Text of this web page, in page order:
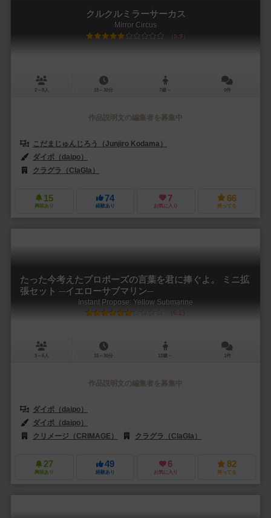
クルクルミラーサーカス
Mirror Circus
5.9
2～8人 15～30分 7歳～ 0件
作品説明文の編集者を募集中
こだまじゅんじろう（Junjiro Kodama）
ダイポ（daipo）
クラグラ（ClaGla）
15
興味あり
74
経験あり
7
お気に入り
66
持ってる
たった今考えたプロポーズの言葉を君に捧ぐよ。 ミニ拡
張セット ─イエローサブマリン─
Instant Propose: Yellow Submarine
6.1
3～6人 15～30分 13歳～ 1件
作品説明文の編集者を募集中
ダイポ（daipo）
ダイポ（daipo）
クリメージ（CRIMAGE）
クラグラ（ClaGla）
27
興味あり
49
経験あり
6
お気に入り
82
持ってる